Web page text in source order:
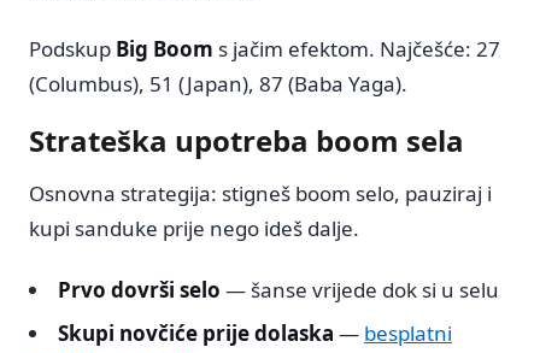
Podskup Big Boom s jačim efektom. Najčešće: 27
(Columbus), 51 (Japan), 87 (Baba Yaga).
Strateška upotreba boom sela
Osnovna strategija: stigneš boom selo, pauziraj i
kupi sanduke prije nego ideš dalje.
Prvo dovrši selo — šanse vrijede dok si u selu
Skupi novčiće prije dolaska — besplatni